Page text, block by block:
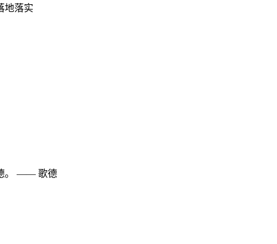
地落实
。 —— 歌德